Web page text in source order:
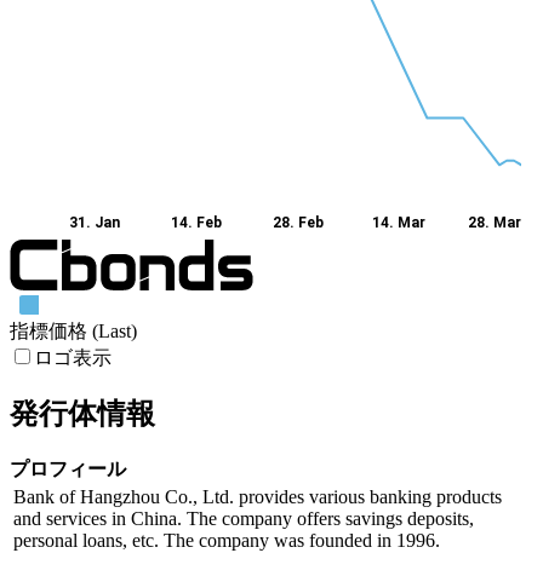
31. Jan 14. Feb 28. Feb 14. Mar 28. Mar
指標価格 (Last)
ロゴ表示
発行体情報
プロフィール
Bank of Hangzhou Co., Ltd. provides various banking products
and services in China. The company offers savings deposits,
personal loans, etc. The company was founded in 1996.